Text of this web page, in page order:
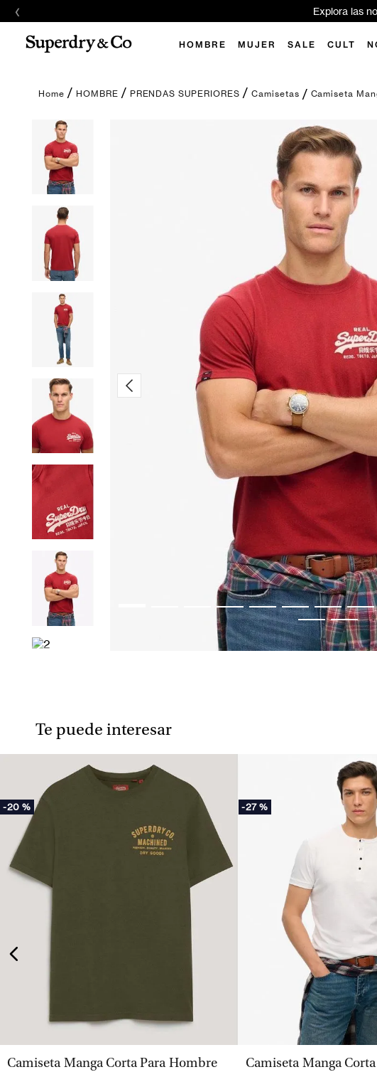
‹ Explora las
HOMBRE MUJER SALE CULT
HOMBRE PRENDAS SUPERIORES Camisetas Camiseta
Te puede interesar
-20 %
VISTA RÁPIDA
Camiseta Manga Corta Para Hombre
-27 %
VISTA
Camiseta Manga